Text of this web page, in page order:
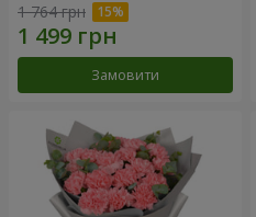
1 764 грн
Замовити